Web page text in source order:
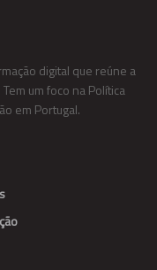
digital que reúne a
um foco na Política
em Portugal.